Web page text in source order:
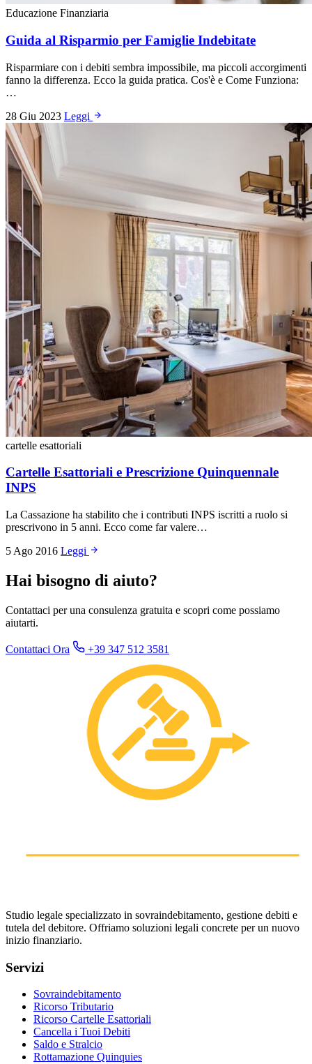
Educazione Finanziaria
Guida al Risparmio per Famiglie Indebitate
Risparmiare con i debiti sembra impossibile, ma piccoli accorgimenti
fanno la differenza. Ecco la guida pratica. Cos'è e Come Funziona:
…
28 Giu 2023 Leggi
cartelle esattoriali
Cartelle Esattoriali e Prescrizione Quinquennale
INPS
La Cassazione ha stabilito che i contributi INPS iscritti a ruolo si
prescrivono in 5 anni. Ecco come far valere…
5 Ago 2016 Leggi
Hai bisogno di aiuto?
Contattaci per una consulenza gratuita e scopri come possiamo
aiutarti.
Contattaci Ora +39 347 512 3581
Studio legale specializzato in sovraindebitamento, gestione debiti e
tutela del debitore. Offriamo soluzioni legali concrete per un nuovo
inizio finanziario.
Servizi
Sovraindebitamento
Ricorso Tributario
Ricorso Cartelle Esattoriali
Cancella i Tuoi Debiti
Saldo e Stralcio
Rottamazione Quinquies